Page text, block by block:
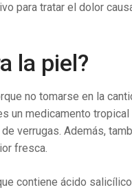
para tratar el dolor
la piel?
no tomarse en la
un medicamento tropical
verrugas. Además,
fresca.
contiene ácido